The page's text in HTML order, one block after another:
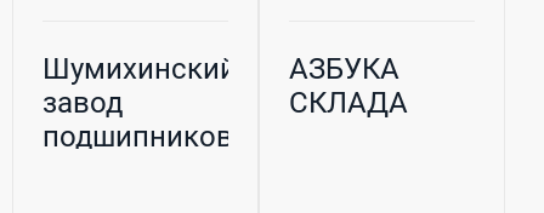
Шумихинский
завод
подшипниковых
АЗБУКА
СКЛАДА